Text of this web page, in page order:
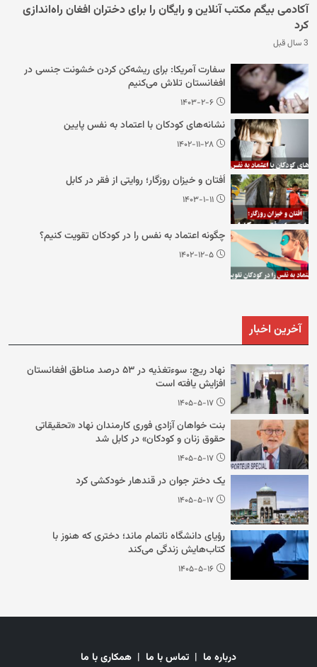
آکادمی بیگم مکتب آنلاین و رایگان را برای دختران افغان راه‌اندازی
کرد
3 سال قبل
سفارت آمریکا: برای ریشه‌کن کردن خشونت جنسی در
افغانستان تلاش می‌کنیم
۱۴۰۳-۲-۶
نشانه‌های کودکان با اعتماد به نفس پایین
۱۴۰۲-۱۱-۲۸
اُفتان و خیزان روزگار؛ روایتی از فقر در کابل
۱۴۰۳-۱-۱۱
چگونه اعتماد به نفس را در کودکان تقویت کنیم؟
۱۴۰۲-۱۲-۵
آخرین اخبار
نهاد ریچ: سوءتغذیه در ۵۳ درصد مناطق افغانستان
افزایش یافته است
۱۴۰۵-۵-۱۷
بنت خواهان آزادی فوری کارمندان نهاد «تحقیقاتی
حقوق زنان و کودکان» در کابل شد
۱۴۰۵-۵-۱۷
یک دختر جوان در قندهار خودکشی کرد
۱۴۰۵-۵-۱۷
رؤیای دانشگاه ناتمام ماند؛ دختری که هنوز با
کتاب‌هایش زندگی می‌کند
۱۴۰۵-۵-۱۶
درباره ما | تماس با ما | همکاری با ما